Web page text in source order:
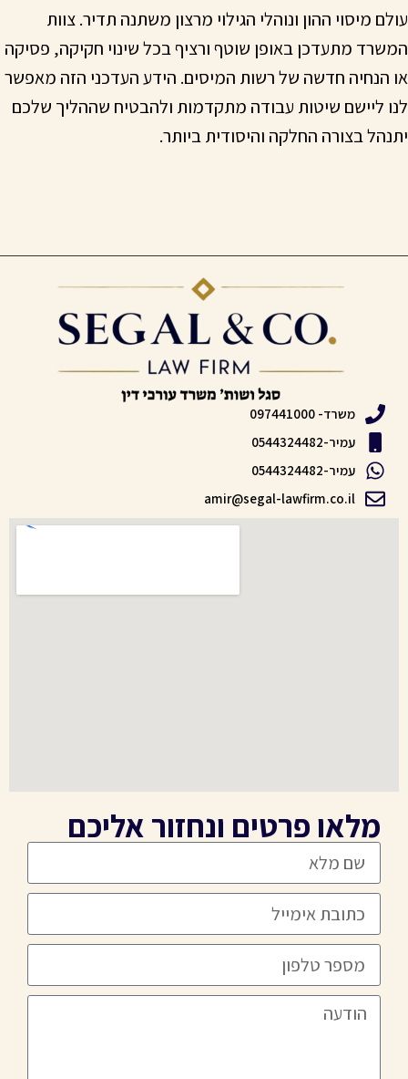
עולם מיסוי ההון ונוהלי הגילוי מרצון משתנה תדיר. צוות
המשרד מתעדכן באופן שוטף ורציף בכל שינוי חקיקה, פסיקה
או הנחיה חדשה של רשות המיסים. הידע העדכני הזה מאפשר
לנו ליישם שיטות עבודה מתקדמות ולהבטיח שההליך שלכם
יתנהל בצורה החלקה והיסודית ביותר.
משרד- 097441000
עמיר-0544324482
עמיר-0544324482
amir@segal-lawfirm.co.il
מלאו פרטים ונחזור אליכם